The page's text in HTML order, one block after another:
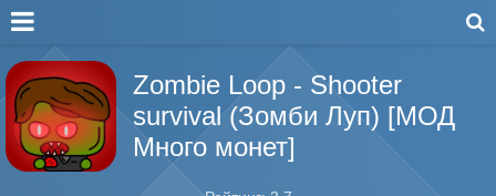
Zombie Loop - Shooter
survival (Зомби Луп) [МОД
Много монет]